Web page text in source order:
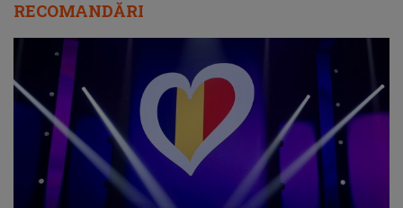
RECOMANDĂRI